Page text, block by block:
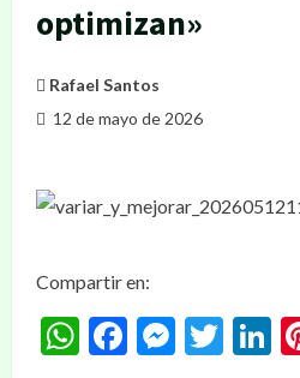
optimizan»
Rafael Santos
12 de mayo de 2026
Compartir en:
WhatsApp
Facebook